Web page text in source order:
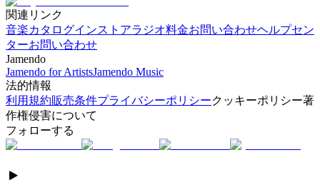
関連リンク
音楽カタログインストアラジオ料金お問い合わせヘルプセン
ターお問い合わせ
Jamendo
Jamendo for ArtistsJamendo Music
法的情報
利用規約販売条件プライバシーポリシークッキーポリシー著
作権侵害について
フォローする